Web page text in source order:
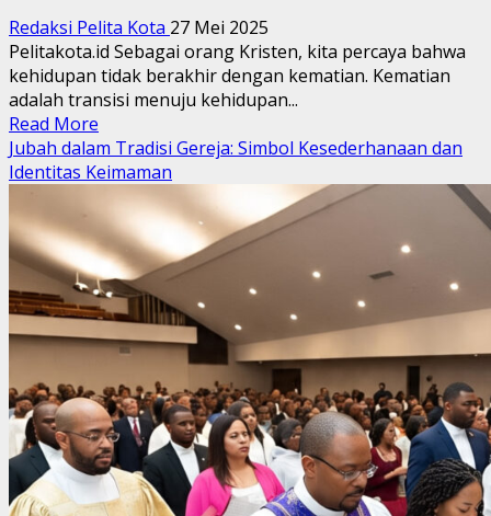
Redaksi Pelita Kota 27 Mei 2025
Pelitakota.id Sebagai orang Kristen, kita percaya bahwa
kehidupan tidak berakhir dengan kematian. Kematian
adalah transisi menuju kehidupan...
Read More
more
about
Menghormati
Orang
yang
Telah
Meninggal
dengan
Kasih
Penghormatan
Jubah dalam Tradisi Gereja: Simbol Kesederhanaan dan
Identitas Keimaman